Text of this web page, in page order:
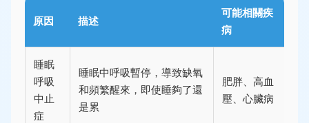
原因 描述
可能相關疾
病
睡眠
呼吸
中止
症
睡眠中呼吸暫停，導致缺氧
和頻繁醒來，即使睡夠了還
是累
肥胖、高血
壓、心臟病